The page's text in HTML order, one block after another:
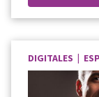
DIGITALES |